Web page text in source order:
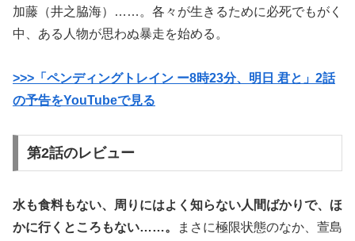
加藤（井之脇海）……。各々が生きるために必死でもがく
中、ある人物が思わぬ暴走を始める。
>>>「ペンディングトレイン ー8時23分、明日 君と」2話
の予告をYouTubeで見る
第2話のレビュー
水も食料もない、周りにはよく知らない人間ばかりで、ほ
かに行くところもない……。
まさに極限状態のなか、萱島